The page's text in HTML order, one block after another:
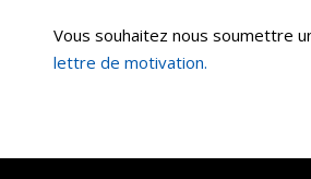
Vous souhaitez nous soumettre
lettre de motivation.